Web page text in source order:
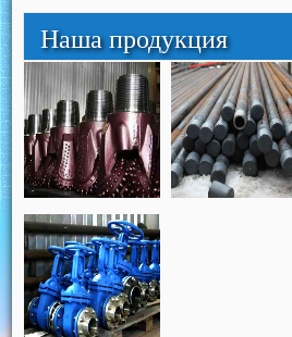
Наша продукция